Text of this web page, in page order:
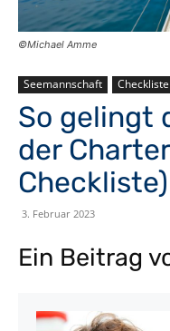
©Michael Amme
Seemannschaft
So gelingt
der
Checkliste)
3. Februar 2023
Ein Beitrag